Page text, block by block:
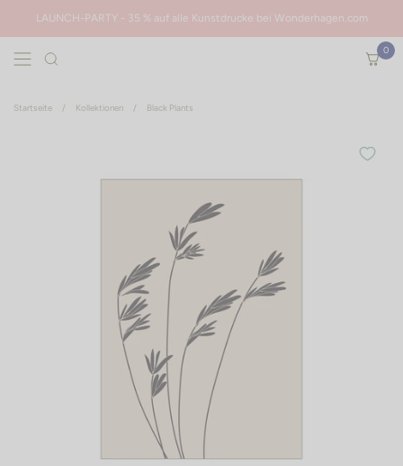
LAUNCH-PARTY - 35 % auf alle Kunstdrucke bei Wonderhagen.com
0
Menü öffnen
Startseite / Kollektionen / Black Plants